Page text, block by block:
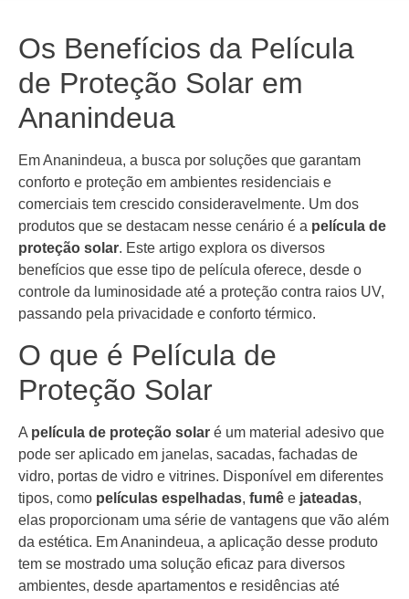
Os Benefícios da Película
de Proteção Solar em
Ananindeua
Em Ananindeua, a busca por soluções que garantam
conforto e proteção em ambientes residenciais e
comerciais tem crescido consideravelmente. Um dos
produtos que se destacam nesse cenário é a película de
proteção solar. Este artigo explora os diversos
benefícios que esse tipo de película oferece, desde o
controle da luminosidade até a proteção contra raios UV,
passando pela privacidade e conforto térmico.
O que é Película de
Proteção Solar
A película de proteção solar é um material adesivo que
pode ser aplicado em janelas, sacadas, fachadas de
vidro, portas de vidro e vitrines. Disponível em diferentes
tipos, como películas espelhadas, fumê e jateadas,
elas proporcionam uma série de vantagens que vão além
da estética. Em Ananindeua, a aplicação desse produto
tem se mostrado uma solução eficaz para diversos
ambientes, desde apartamentos e residências até